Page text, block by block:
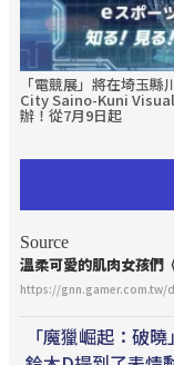
「電競展」將在埼玉縣
City Saino-Kuni
辦！從7月9日起
Source
溫柔可愛的肌肉女孩們
https://gnn.gamer.com.tw/
「魔獵崛起：破